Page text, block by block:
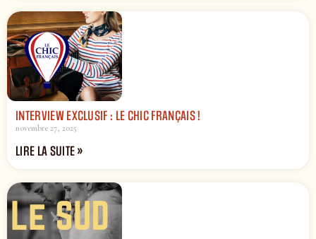
INTERVIEW EXCLUSIF : LE CHIC FRANÇAIS !
novembre 27, 2025
LIRE LA SUITE »